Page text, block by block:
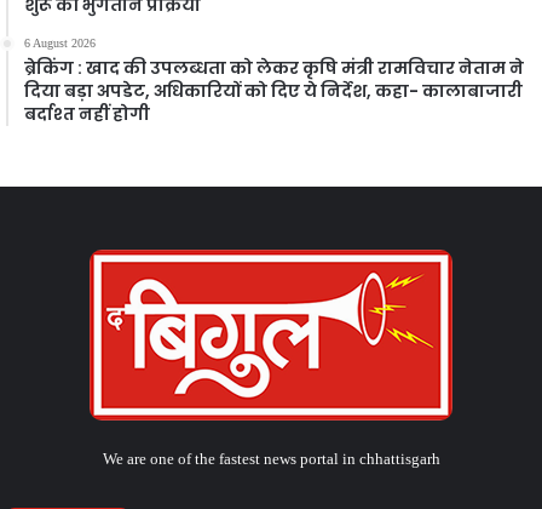
6 August 2026
ब्रेकिंग : खाद की उपलब्धता को लेकर कृषि मंत्री रामविचार नेताम ने
दिया बड़ा अपडेट, अधिकारियों को दिए ये निर्देश, कहा- कालाबाजारी
बर्दाश्त नहीं होगी
We are one of the fastest news portal in chhattisgarh